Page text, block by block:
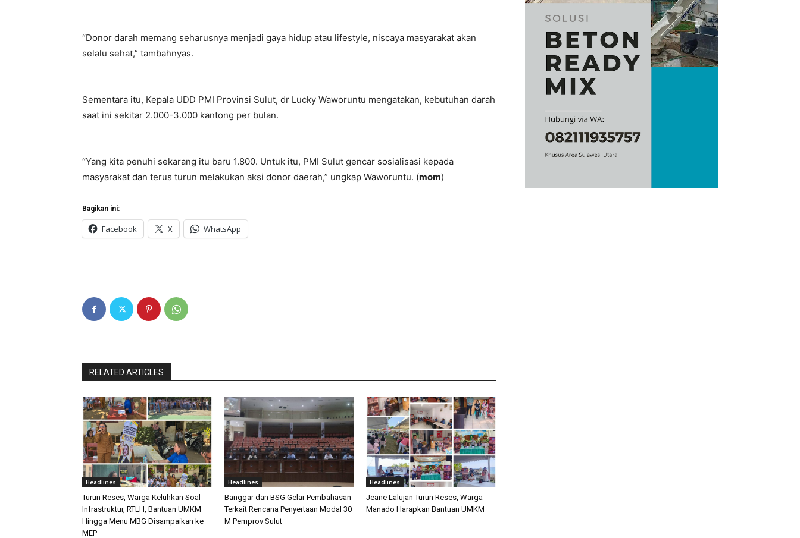
“Donor darah memang seharusnya menjadi gaya hidup atau lifestyle, niscaya masyarakat akan
selalu sehat,” tambahnyas.
Sementara itu, Kepala UDD PMI Provinsi Sulut, dr Lucky Waworuntu mengatakan, kebutuhan darah
saat ini sekitar 2.000-3.000 kantong per bulan.
“Yang kita penuhi sekarang itu baru 1.800. Untuk itu, PMI Sulut gencar sosialisasi kepada
masyarakat dan terus turun melakukan aksi donor daerah,” ungkap Waworuntu. (mom)
Bagikan ini:
Facebook X WhatsApp
RELATED ARTICLES
Headlines
Turun Reses, Warga Keluhkan Soal
Infrastruktur, RTLH, Bantuan UMKM
Hingga Menu MBG Disampaikan ke
MEP
Headlines
Banggar dan BSG Gelar Pembahasan
Terkait Rencana Penyertaan Modal 30
M Pemprov Sulut
Headlines
Jeane Lalujan Turun Reses, Warga
Manado Harapkan Bantuan UMKM